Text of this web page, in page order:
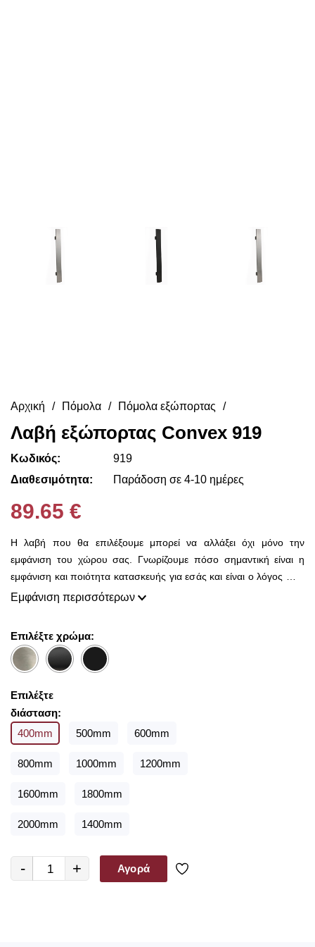
Αρχική Πόμολα Πόμολα εξώπορτας
Λαβή εξώπορτας Convex 919
Κωδικός:
919
Διαθεσιμότητα:
Παράδοση σε 4-10 ημέρες
89.65 €
Η λαβή που θα επιλέξουμε μπορεί να αλλάξει όχι μόνο την
εμφάνιση του χώρου σας. Γνωρίζουμε πόσο σημαντική είναι η
εμφάνιση και ποιότητα κατασκευής για εσάς και είναι ο λόγος που
εδώ στο Decorama Home έχουμε μια τεράστια ποικιλία από
ανανεώσετε την υφιστάμενη, με ένα τόσο ευρύ φάσμα
διαφορετικών χρωμάτων, υλικών και στυλ είμαστε σίγουροι ότι θα
Εμφάνιση περισσότερων
Επιλέξτε χρώμα:
Επιλέξτε
διάσταση:
400mm
500mm 600mm
800mm 1000mm 1200mm
1600mm 1800mm
2000mm 1400mm
- + Αγορά